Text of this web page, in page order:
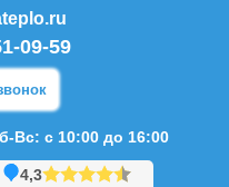
09-59
Вс: с 10:00 до 16:00
4,3